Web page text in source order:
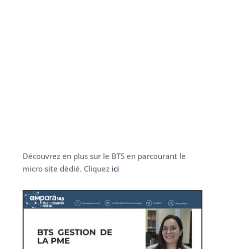
Découvrez en plus sur le BTS en parcourant le
micro site dédié. Cliquez ici